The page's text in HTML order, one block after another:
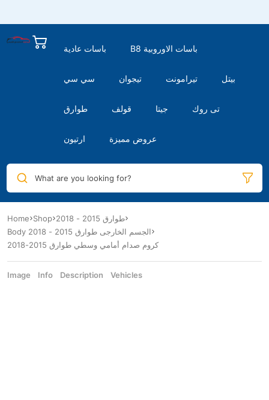
باسات عادية B8 باسات الاوروبية
سي سي تيجوان تيرامونت بيتل
طوارق قولف جيتا تى روك
ارتيون عروض مميزة
What are you looking for?
Home Shop
طوارق 2015 - 2018
Body الجسم الخارجى طوارق 2015 - 2018
كروم صدام أمامي وسطي طوارق 2015-2018
Image Info Description Vehicles